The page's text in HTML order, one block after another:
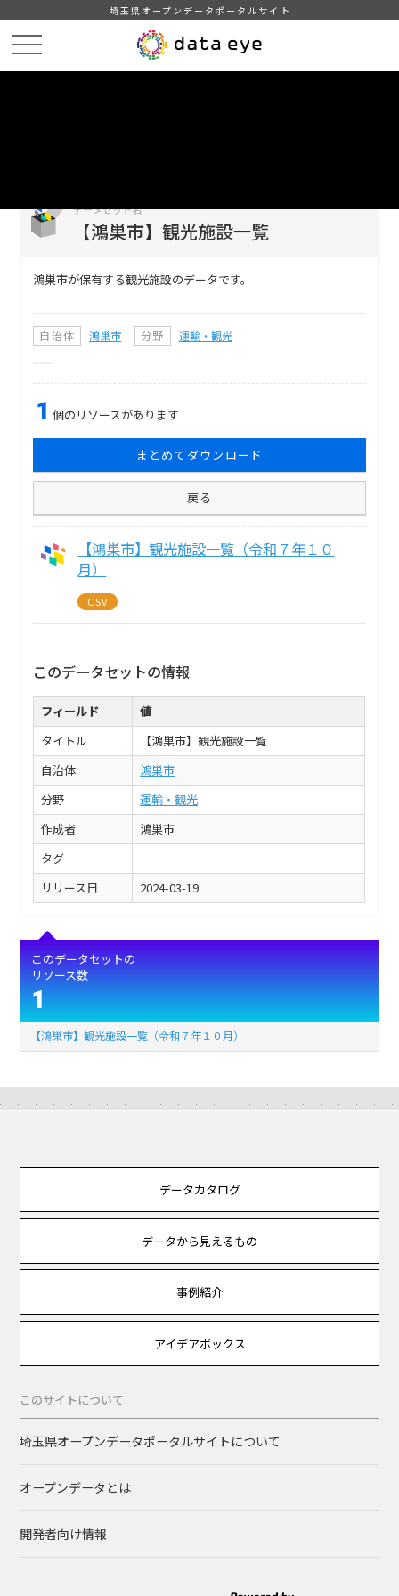
埼玉県オープンデータポータルサイト
データセット名
【鴻巣市】観光施設一覧
鴻巣市が保有する観光施設のデータです。
自治体 鴻巣市 分野 運輸・観光
1 個のリソースがあります
まとめてダウンロード
戻る
【鴻巣市】観光施設一覧（令和７年１０
月）
CSV
このデータセットの情報
フィールド
値
タイトル
【鴻巣市】観光施設一覧
自治体
鴻巣市
分野
運輸・観光
作成者
鴻巣市
タグ
リリース日
2024-03-19
このデータセットの
リソース数
1
【鴻巣市】観光施設一覧（令和７年１０月）
データカタログ
データから見えるもの
事例紹介
アイデアボックス
このサイトについて
埼玉県オープンデータポータルサイトについて
オープンデータとは
開発者向け情報